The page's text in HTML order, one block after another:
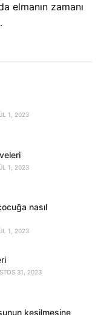
elmanın zamanı
1, 2023
1, 2023
nasıl
1, 2023
31, 2023
kesilmesine